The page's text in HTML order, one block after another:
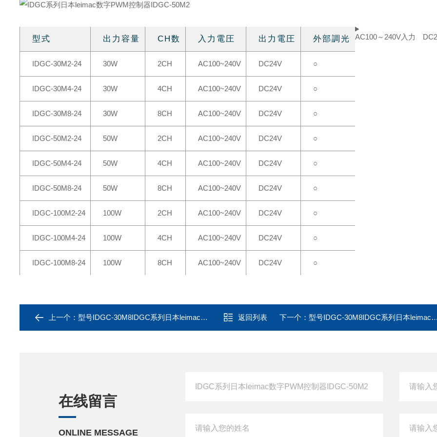
型式 出力容量 CH数 入力電圧 出力電圧 外部調光
IDGC-30M2-24 30W 2CH AC100~240V DC24V ○
IDGC-30M4-24 30W 4CH AC100~240V DC24V ○
IDGC-30M8-24 30W 8CH AC100~240V DC24V ○
IDGC-50M2-24 50W 2CH AC100~240V DC24V ○
IDGC-50M4-24 50W 4CH AC100~240V DC24V ○
IDGC-50M8-24 50W 8CH AC100~240V DC24V ○
IDGC-100M2-24 100W 2CH AC100~240V DC24V ○
IDGC-100M4-24 100W 4CH AC100~240V DC24V ○
IDGC-100M8-24 100W 8CH AC100~240V DC24V ○
AC100～240V入力
上一个： 型号IDGC-30M8IDGC系列日本leimac数字PWM控制器IDGC-30M8 返回列表 下一个： 型号IDGC-30M8IDGC系列日本leimac数字PWM控制器IDGC-50M4
在线留言
ONLINE MESSAGE